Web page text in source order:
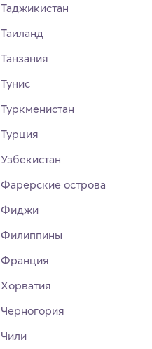
Таджикистан
Таиланд
Танзания
Тунис
Туркменистан
Турция
Узбекистан
Фарерские острова
Фиджи
Филиппины
Франция
Хорватия
Черногория
Чили